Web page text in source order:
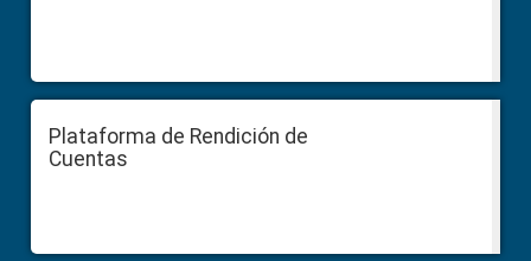
Plataforma de Rendición de
Cuentas